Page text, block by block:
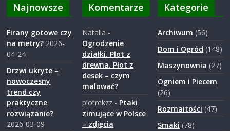
Najnowsze
Firany gotowe czy
na metry? 2026-
04-24
Drzwi ukryte –
nowoczesny
trend czy
praktyczne
rozwiązanie?
2026-03-09
Komentarze
Natalia -
Ogrodzenie
działki. Płot z
drewna. Płot z
desek – czym
malować?
piotrekzz - Ptaki
zimujące w Polsce
– zdjęcia
Kategorie
Archiwum (56)
Dom i Ogród (148)
Maszynownia (27)
Ogniem i Piecem
(26)
Rozmaitości (47)
Smaki (78)